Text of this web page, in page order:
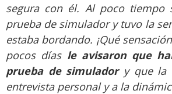
segura con él. Al poco tiempo
prueba de simulador y tuvo la
estaba bordando. ¡Qué
pocos días le avisaron que
prueba de simuladory que la
entrevista personal y a la